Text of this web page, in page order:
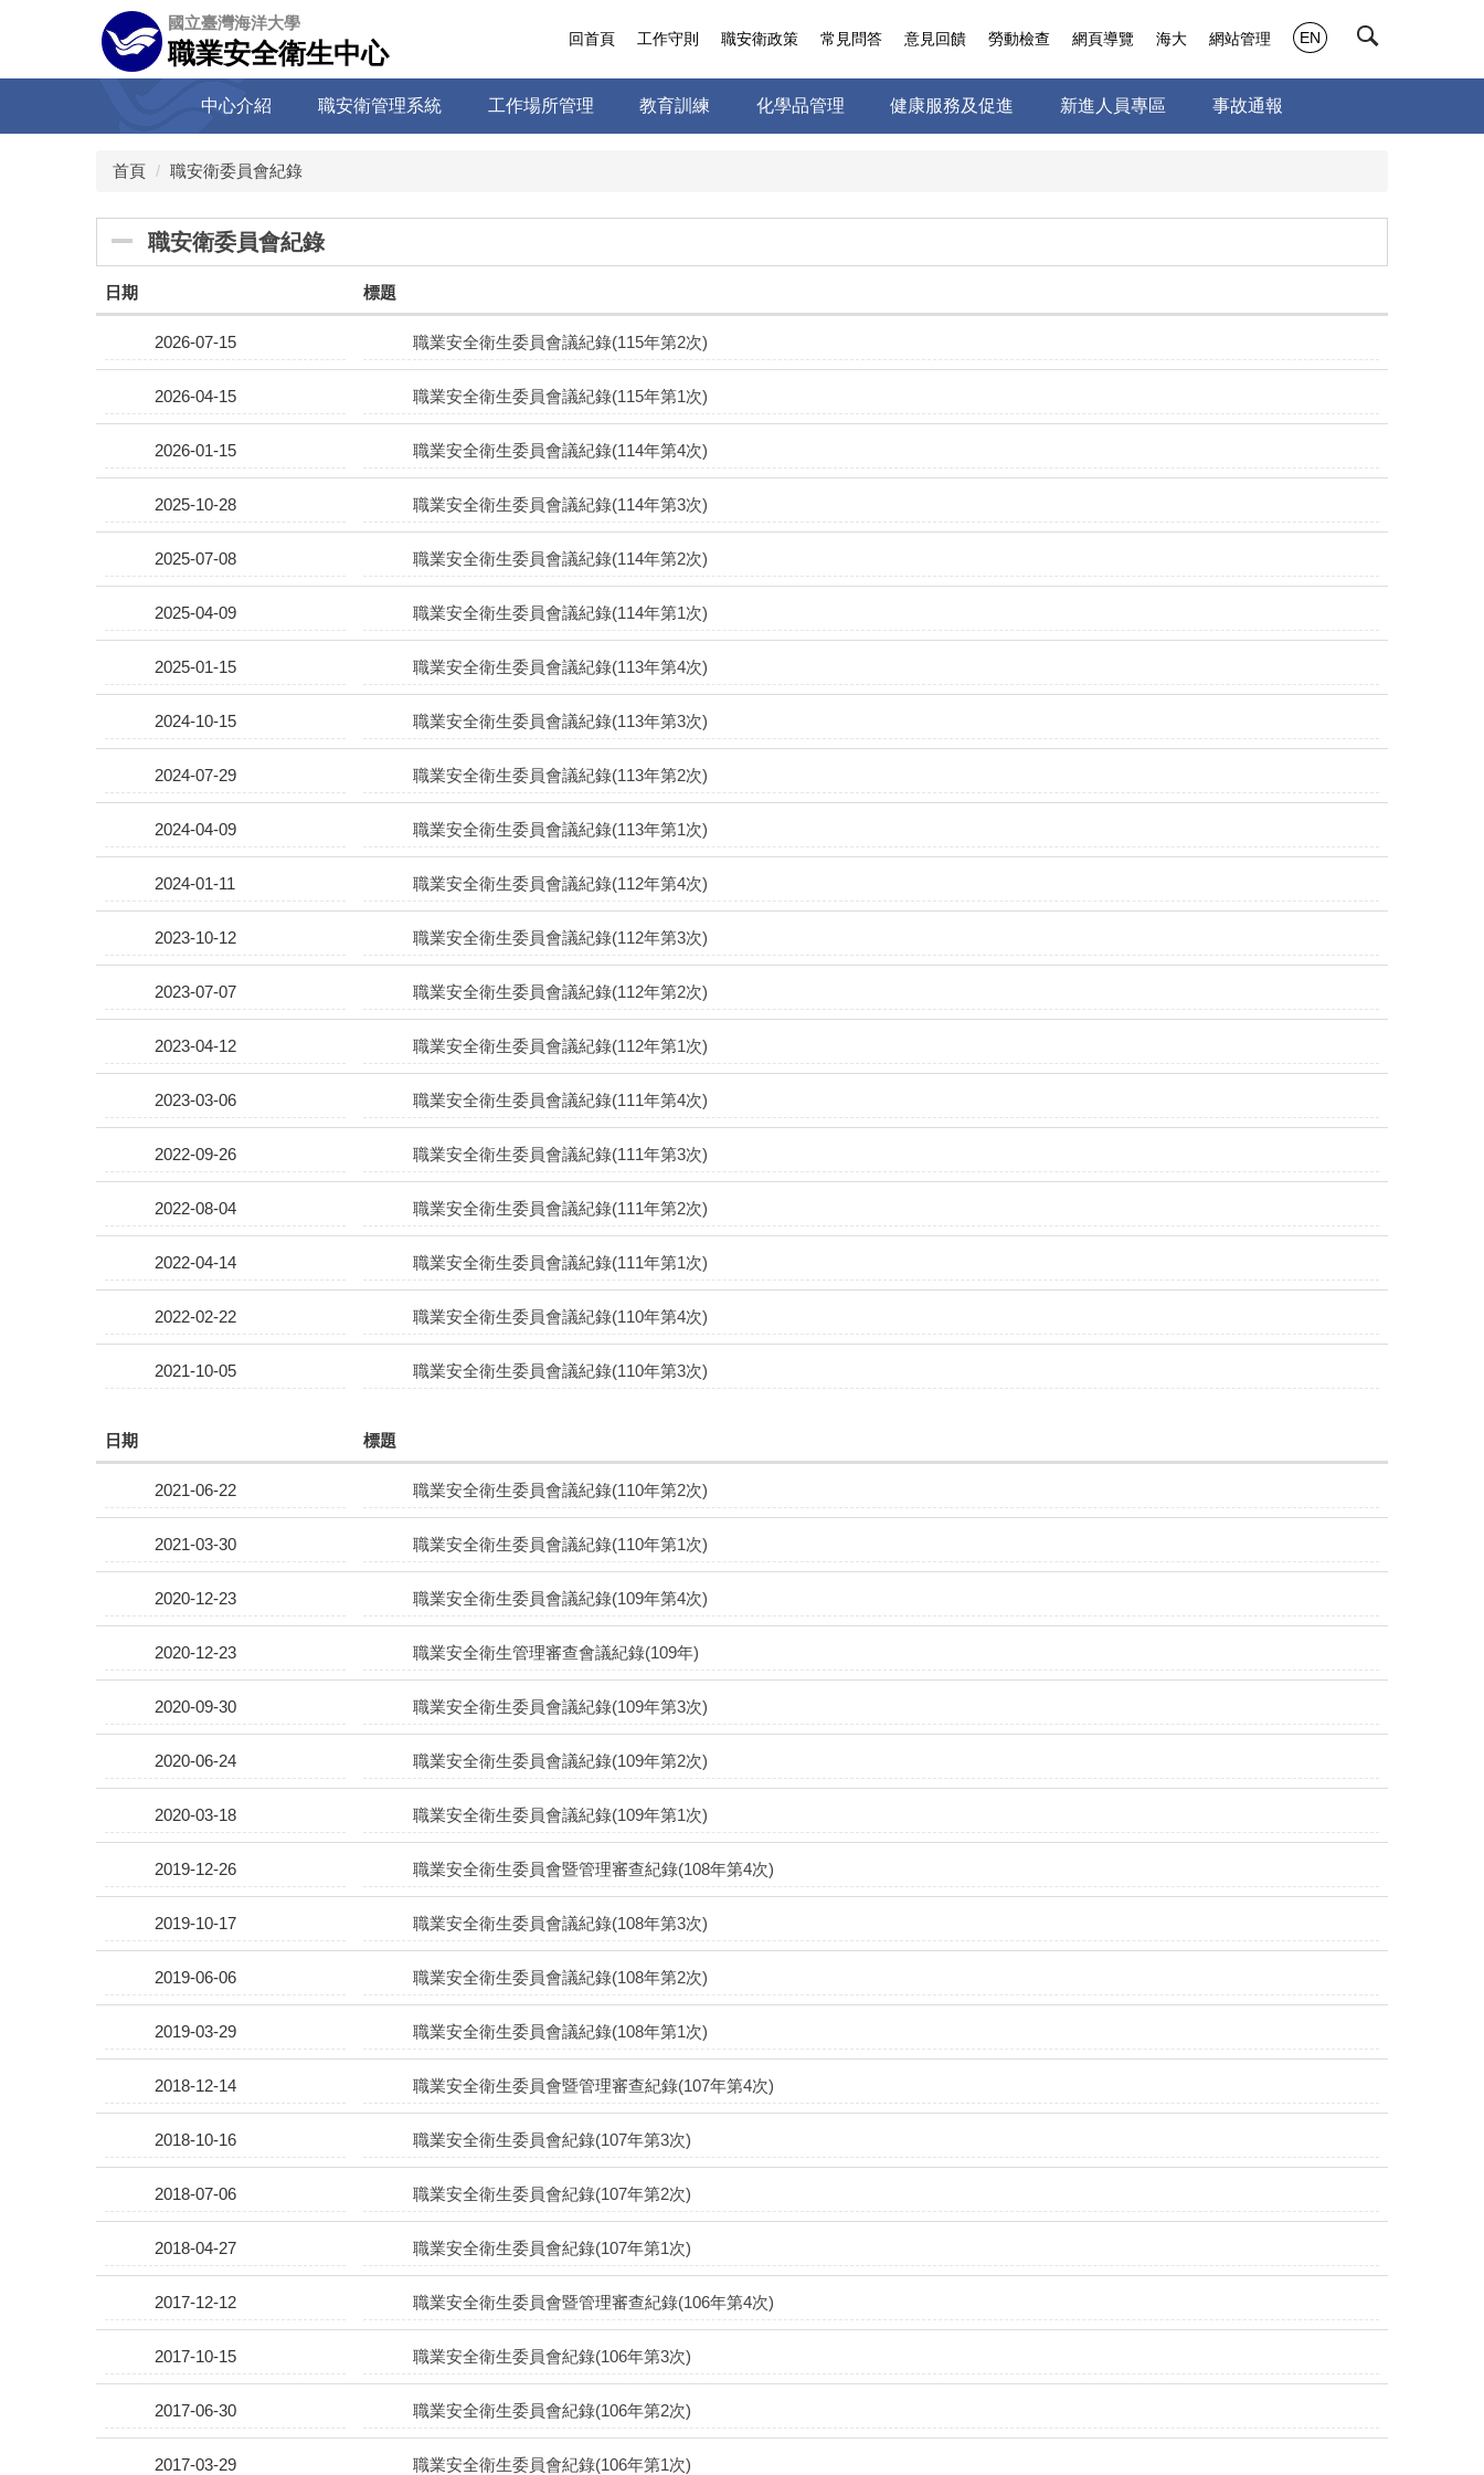
容
國立臺灣海洋大學
職業安全衛生中心
中心介紹 職安衛管理系統 工作場所管理 教育訓練 化學品管理 健康服務及促進 新進人員專區 事故通報
回首頁 工作守則 職安衛政策 常見問答 意見回饋 勞動檢查 網頁導覽 海大 網站管理 EN
首頁 職安衛委員會紀錄
職安衛委員會紀錄
日期 標題
2026-07-15 職業安全衛生委員會議紀錄(115年第2次)
2026-04-15 職業安全衛生委員會議紀錄(115年第1次)
2026-01-15 職業安全衛生委員會議紀錄(114年第4次)
2025-10-28 職業安全衛生委員會議紀錄(114年第3次)
2025-07-08 職業安全衛生委員會議紀錄(114年第2次)
2025-04-09 職業安全衛生委員會議紀錄(114年第1次)
2025-01-15 職業安全衛生委員會議紀錄(113年第4次)
2024-10-15 職業安全衛生委員會議紀錄(113年第3次)
2024-07-29 職業安全衛生委員會議紀錄(113年第2次)
2024-04-09 職業安全衛生委員會議紀錄(113年第1次)
2024-01-11 職業安全衛生委員會議紀錄(112年第4次)
2023-10-12 職業安全衛生委員會議紀錄(112年第3次)
2023-07-07 職業安全衛生委員會議紀錄(112年第2次)
2023-04-12 職業安全衛生委員會議紀錄(112年第1次)
2023-03-06 職業安全衛生委員會議紀錄(111年第4次)
2022-09-26 職業安全衛生委員會議紀錄(111年第3次)
2022-08-04 職業安全衛生委員會議紀錄(111年第2次)
2022-04-14 職業安全衛生委員會議紀錄(111年第1次)
2022-02-22 職業安全衛生委員會議紀錄(110年第4次)
2021-10-05 職業安全衛生委員會議紀錄(110年第3次)
日期 標題
2021-06-22 職業安全衛生委員會議紀錄(110年第2次)
2021-03-30 職業安全衛生委員會議紀錄(110年第1次)
2020-12-23 職業安全衛生委員會議紀錄(109年第4次)
2020-12-23 職業安全衛生管理審查會議紀錄(109年)
2020-09-30 職業安全衛生委員會議紀錄(109年第3次)
2020-06-24 職業安全衛生委員會議紀錄(109年第2次)
2020-03-18 職業安全衛生委員會議紀錄(109年第1次)
2019-12-26 職業安全衛生委員會暨管理審查紀錄(108年第4次)
2019-10-17 職業安全衛生委員會議紀錄(108年第3次)
2019-06-06 職業安全衛生委員會議紀錄(108年第2次)
2019-03-29 職業安全衛生委員會議紀錄(108年第1次)
2018-12-14 職業安全衛生委員會暨管理審查紀錄(107年第4次)
2018-10-16 職業安全衛生委員會紀錄(107年第3次)
2018-07-06 職業安全衛生委員會紀錄(107年第2次)
2018-04-27 職業安全衛生委員會紀錄(107年第1次)
2017-12-12 職業安全衛生委員會暨管理審查紀錄(106年第4次)
2017-10-15 職業安全衛生委員會紀錄(106年第3次)
2017-06-30 職業安全衛生委員會紀錄(106年第2次)
2017-03-29 職業安全衛生委員會紀錄(106年第1次)